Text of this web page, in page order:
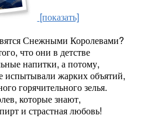
[показать]
Снежными Королевами?
что они в детстве
напитки, а потому,
испытывали жарких объятий,
горячительного зелья.
которые знают,
и страстная любовь!